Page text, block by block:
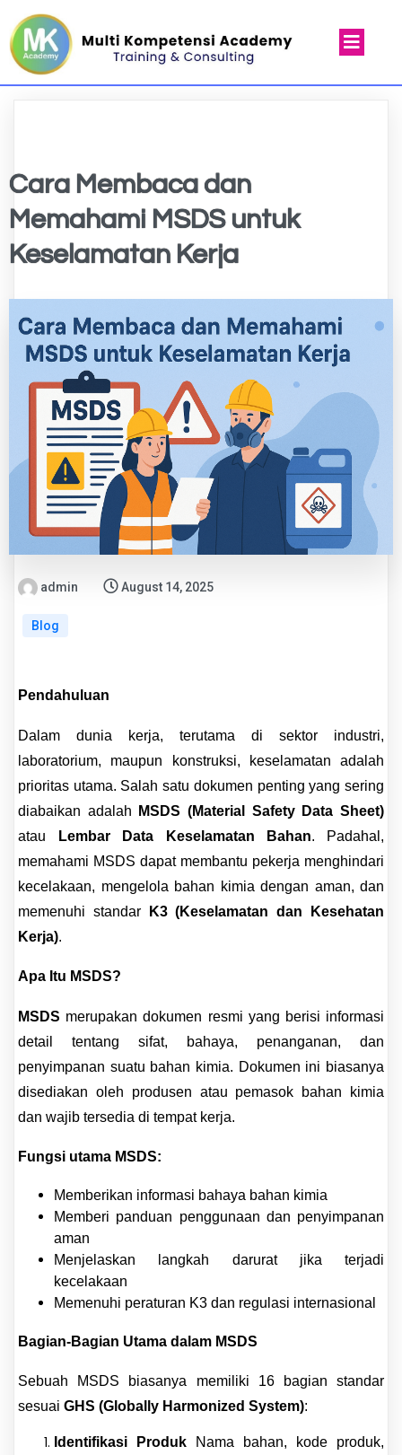
Cara Membaca dan
Memahami MSDS untuk
Keselamatan Kerja
admin August 14, 2025
Blog
Pendahuluan
Dalam dunia kerja, terutama di sektor industri,
laboratorium, maupun konstruksi, keselamatan adalah
prioritas utama. Salah satu dokumen penting yang sering
diabaikan adalah
MSDS (Material Safety Data Sheet)
atau
Lembar Data Keselamatan Bahan.
Padahal,
memahami MSDS dapat membantu pekerja menghindari
kecelakaan, mengelola bahan kimia dengan aman, dan
memenuhi standar
K3 (Keselamatan dan Kesehatan
Kerja).
Apa Itu MSDS?
MSDS merupakan dokumen resmi yang berisi informasi
detail tentang sifat, bahaya, penanganan, dan
penyimpanan suatu bahan kimia. Dokumen ini biasanya
disediakan oleh produsen atau pemasok bahan kimia
dan wajib tersedia di tempat kerja.
Fungsi utama MSDS:
Memberikan informasi bahaya bahan kimia
Memberi panduan penggunaan dan penyimpanan
aman
Menjelaskan langkah darurat jika terjadi
kecelakaan
Memenuhi peraturan K3 dan regulasi internasional
Bagian-Bagian Utama dalam MSDS
Sebuah MSDS biasanya memiliki 16 bagian standar
sesuai GHS (Globally Harmonized System):
Identifikasi Produk
Nama bahan, kode produk,